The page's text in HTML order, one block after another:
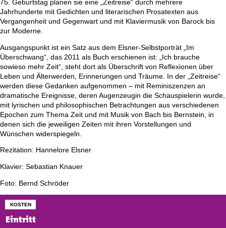
75. Geburtstag planen sie eine „Zeitreise“ durch mehrere
Jahrhunderte mit Gedichten und literarischen Prosatexten aus
Vergangenheit und Gegenwart und mit Klaviermusik von Barock bis
zur Moderne.
Ausgangspunkt ist ein Satz aus dem Elsner-Selbstporträt „Im
Überschwang“, das 2011 als Buch erschienen ist: „Ich brauche
sowieso mehr Zeit“, steht dort als Überschrift von Reflexionen über
Leben und Älterwerden, Erinnerungen und Träume. In der „Zeitreise“
werden diese Gedanken aufgenommen – mit Reminiszenzen an
dramatische Ereignisse, deren Augenzeugin die Schauspielerin wurde,
mit lyrischen und philosophischen Betrachtungen aus verschiedenen
Epochen zum Thema Zeit und mit Musik von Bach bis Bernstein, in
denen sich die jeweiligen Zeiten mit ihren Vorstellungen und
Wünschen widerspiegeln.
Rezitation: Hannelore Elsner
Klavier: Sebastian Knauer
Foto: Bernd Schröder
KOSTEN
Eintritt